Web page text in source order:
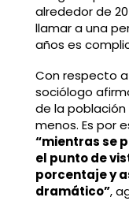
alrededor de
llamar a una
años es
Con respecto
sociólogo
de la población
menos. Es por
“mientras se
el punto de
porcentaje y
dramático”,